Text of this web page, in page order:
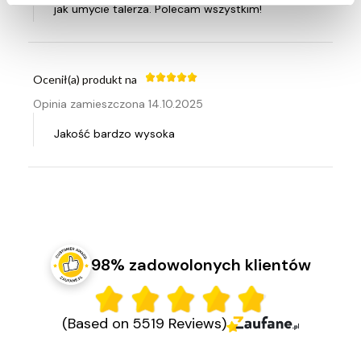
jak umycie talerza. Polecam wszystkim!
Ocenił(a) produkt na
Opinia zamieszczona 14.10.2025
Jakość bardzo wysoka
98% zadowolonych klientów
(Based on 5519 Reviews)